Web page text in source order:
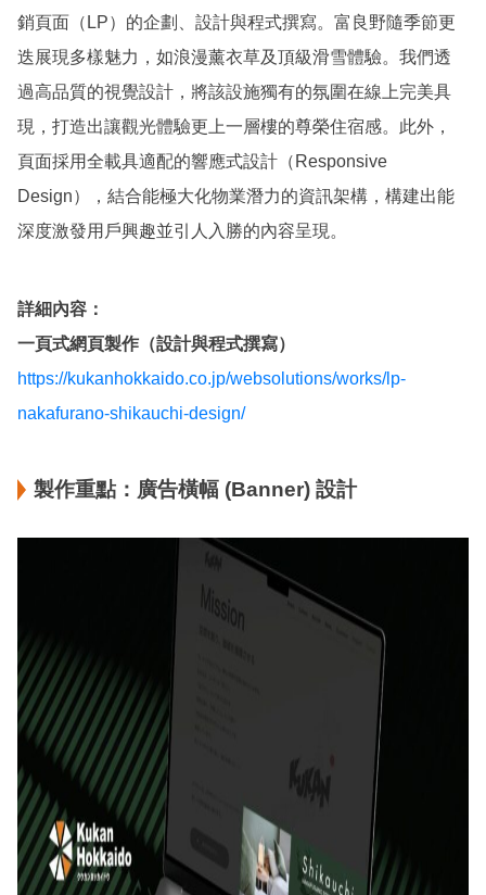
銷頁面（LP）的企劃、設計與程式撰寫。富良野隨季節更
迭展現多樣魅力，如浪漫薰衣草及頂級滑雪體驗。我們透
過高品質的視覺設計，將該設施獨有的氛圍在線上完美具
現，打造出讓觀光體驗更上一層樓的尊榮住宿感。此外，
頁面採用全載具適配的響應式設計（Responsive
Design），結合能極大化物業潛力的資訊架構，構建出能
深度激發用戶興趣並引人入勝的內容呈現。
詳細內容：
一頁式網頁製作（設計與程式撰寫）
https://kukanhokkaido.co.jp/websolutions/works/lp-
nakafurano-shikauchi-design/
製作重點：廣告橫幅 (Banner) 設計